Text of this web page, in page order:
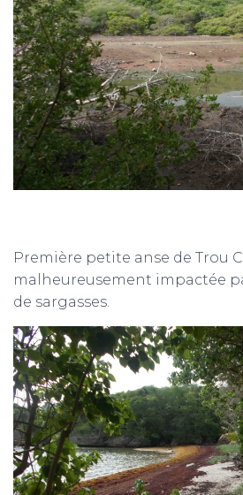
Première petite anse de Trou
malheureusement impactée
de sargasses.